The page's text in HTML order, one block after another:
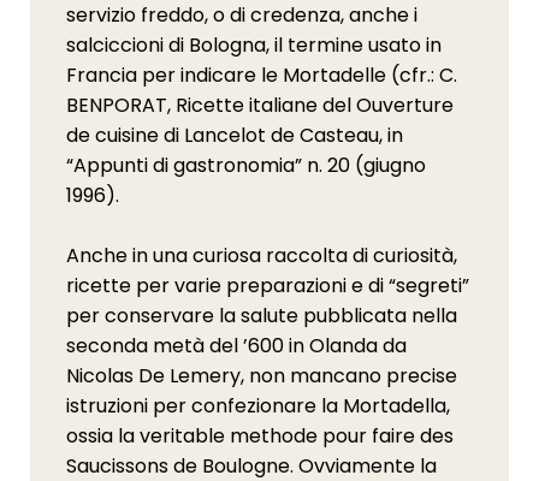
servizio freddo, o di credenza, anche i
salciccioni di Bologna, il termine usato in
Francia per indicare le Mortadelle (cfr.: C.
BENPORAT, Ricette italiane del Ouverture
de cuisine di Lancelot de Casteau, in
“Appunti di gastronomia” n. 20 (giugno
1996).
Anche in una curiosa raccolta di curiosità,
ricette per varie preparazioni e di “segreti”
per conservare la salute pubblicata nella
seconda metà del ’600 in Olanda da
Nicolas De Lemery, non mancano precise
istruzioni per confezionare la Mortadella,
ossia la veritable methode pour faire des
Saucissons de Boulogne. Ovviamente la